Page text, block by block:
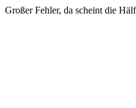
Großer Fehler, da scheint die